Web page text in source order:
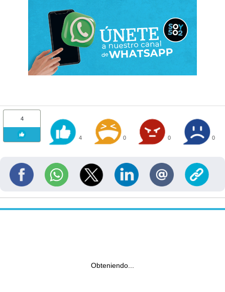
4
4 0 0 0
Obteniendo...